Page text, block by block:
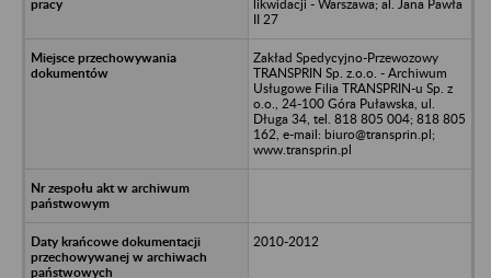
likwidacji - Warszawa; al. Jana Pawła
II 27
Zakład Spedycyjno-Przewozowy
TRANSPRIN Sp. z.o.o. - Archiwum
Usługowe Filia TRANSPRIN-u Sp. z
o.o., 24-100 Góra Puławska, ul.
Długa 34, tel. 818 805 004; 818 805
162, e-mail: biuro@transprin.pl;
www.transprin.pl
2010-2012